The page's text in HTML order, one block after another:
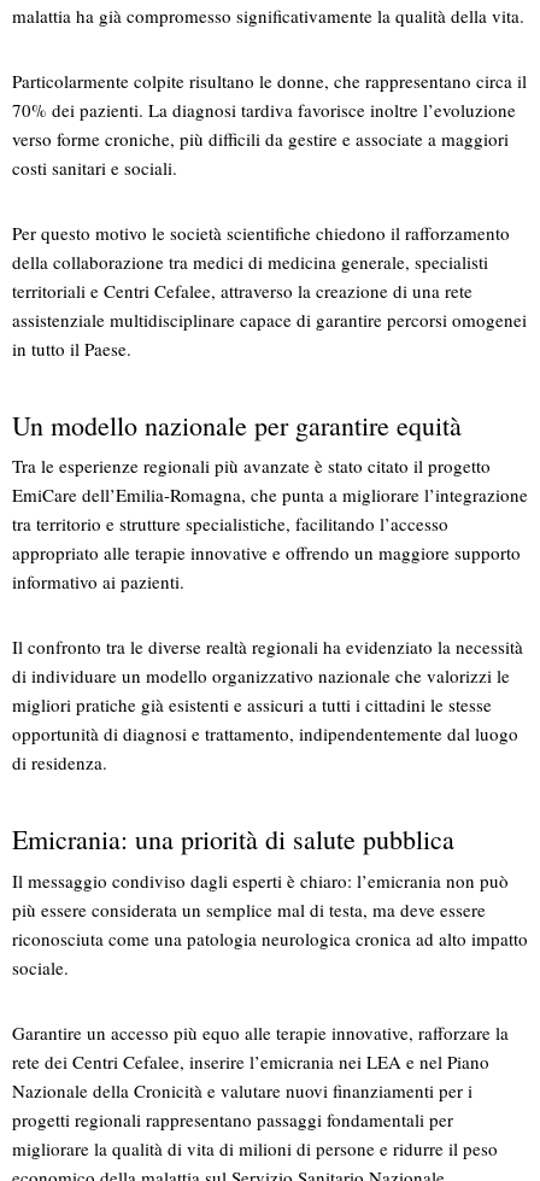
malattia ha già compromesso significativamente la qualità della vita.
Particolarmente colpite risultano le donne, che rappresentano circa il
70% dei pazienti. La diagnosi tardiva favorisce inoltre l’evoluzione
verso forme croniche, più difficili da gestire e associate a maggiori
costi sanitari e sociali.
Per questo motivo le società scientifiche chiedono il rafforzamento
della collaborazione tra medici di medicina generale, specialisti
territoriali e Centri Cefalee, attraverso la creazione di una rete
assistenziale multidisciplinare capace di garantire percorsi omogenei
in tutto il Paese.
Un modello nazionale per garantire equità
Tra le esperienze regionali più avanzate è stato citato il progetto
EmiCare dell’Emilia-Romagna, che punta a migliorare l’integrazione
tra territorio e strutture specialistiche, facilitando l’accesso
appropriato alle terapie innovative e offrendo un maggiore supporto
informativo ai pazienti.
Il confronto tra le diverse realtà regionali ha evidenziato la necessità
di individuare un modello organizzativo nazionale che valorizzi le
migliori pratiche già esistenti e assicuri a tutti i cittadini le stesse
opportunità di diagnosi e trattamento, indipendentemente dal luogo
di residenza.
Emicrania: una priorità di salute pubblica
Il messaggio condiviso dagli esperti è chiaro: l’emicrania non può
più essere considerata un semplice mal di testa, ma deve essere
riconosciuta come una patologia neurologica cronica ad alto impatto
sociale.
Garantire un accesso più equo alle terapie innovative, rafforzare la
rete dei Centri Cefalee, inserire l’emicrania nei LEA e nel Piano
Nazionale della Cronicità e valutare nuovi finanziamenti per i
progetti regionali rappresentano passaggi fondamentali per
migliorare la qualità di vita di milioni di persone e ridurre il peso